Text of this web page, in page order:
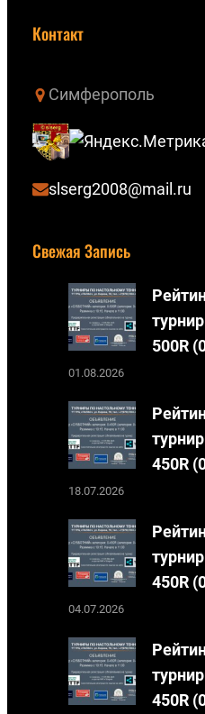
u
b
e
о
а
к
т
Контакт
Симферополь
slserg2008@mail.ru
Свежая Запись
500R
01.08.2026
450R
18.07.2026
450R
04.07.2026
450R